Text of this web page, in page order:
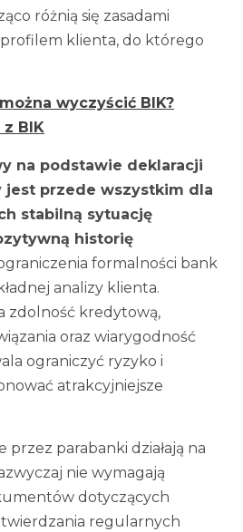
różnią się zasadami
klienta, do którego
wyczyścić BIK?
BIK
na podstawie deklaracji
jest przede wszystkim dla
stabilną sytuację
historię
formalności bank
analizy klienta.
zdolność kredytową,
oraz wiarygodność
ograniczyć ryzyko i
atrakcyjniejsze
przez parabanki działają na
nie wymagają
dotyczących
regularnych